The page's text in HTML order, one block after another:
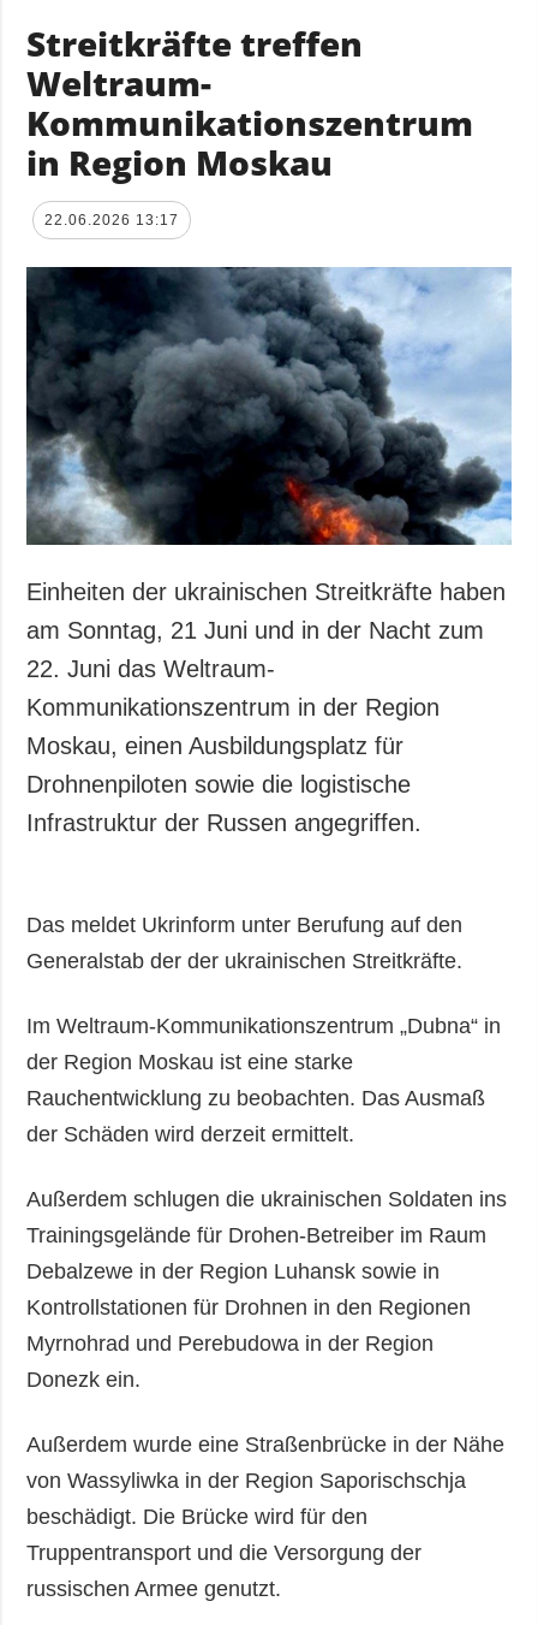
Streitkräfte treffen
Weltraum-
Kommunikationszentrum
in Region Moskau
22.06.2026 13:17
Einheiten der ukrainischen Streitkräfte haben
am Sonntag, 21 Juni und in der Nacht zum
22. Juni das Weltraum-
Kommunikationszentrum in der Region
Moskau, einen Ausbildungsplatz für
Drohnenpiloten sowie die logistische
Infrastruktur der Russen angegriffen.
Das meldet Ukrinform unter Berufung auf den
Generalstab der der ukrainischen Streitkräfte.
Im Weltraum-Kommunikationszentrum „Dubna“ in
der Region Moskau ist eine starke
Rauchentwicklung zu beobachten. Das Ausmaß
der Schäden wird derzeit ermittelt.
Außerdem schlugen die ukrainischen Soldaten ins
Trainingsgelände für Drohen-Betreiber im Raum
Debalzewe in der Region Luhansk sowie in
Kontrollstationen für Drohnen in den Regionen
Myrnohrad und Perebudowa in der Region
Donezk ein.
Außerdem wurde eine Straßenbrücke in der Nähe
von Wassyliwka in der Region Saporischschja
beschädigt. Die Brücke wird für den
Truppentransport und die Versorgung der
russischen Armee genutzt.